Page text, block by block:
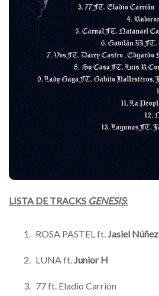
LISTA DE TRACKS GENESIS:
ROSA PASTEL ft.Jasiel Núñez
LUNA ft.Junior H
77 ft. Eladio Carrión